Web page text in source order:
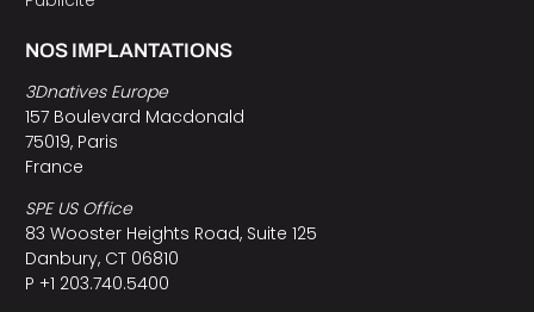
NOS IMPLANTATIONS
3Dnatives Europe
157 Boulevard Macdonald
75019, Paris
France
SPE US Office
83 Wooster Heights Road, Suite 125
Danbury, CT 06810
P +1 203.740.5400